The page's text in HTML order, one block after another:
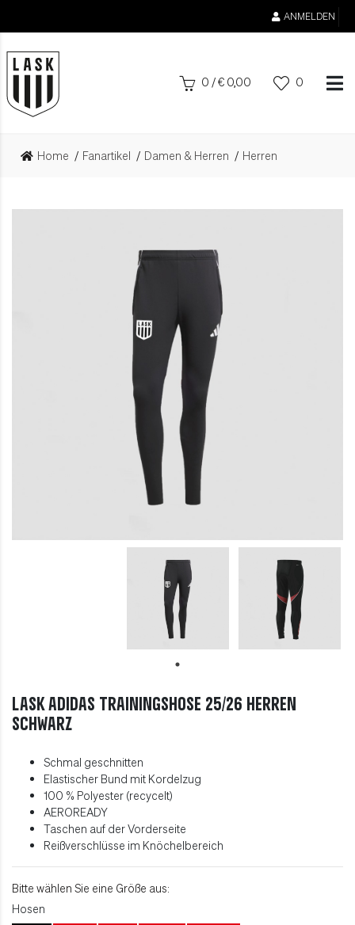
ANMELDEN
0 /€ 0,00 0
Home Fanartikel Damen & Herren Herren
LASK adidas Trainingshose 25/26 Herren
schwarz
Schmal geschnitten
Elastischer Bund mit Kordelzug
100 % Polyester (recycelt)
AEROREADY
Taschen auf der Vorderseite
Reißverschlüsse im Knöchelbereich
Bitte wählen Sie eine Größe aus:
Hosen